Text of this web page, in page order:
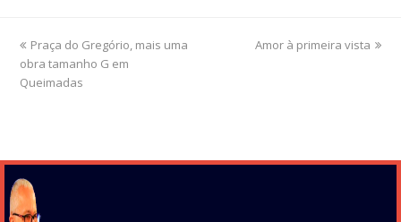
previous
post:
Praça do Gregório, mais uma
obra tamanho G em
Queimadas
next
Amor à primeira vista